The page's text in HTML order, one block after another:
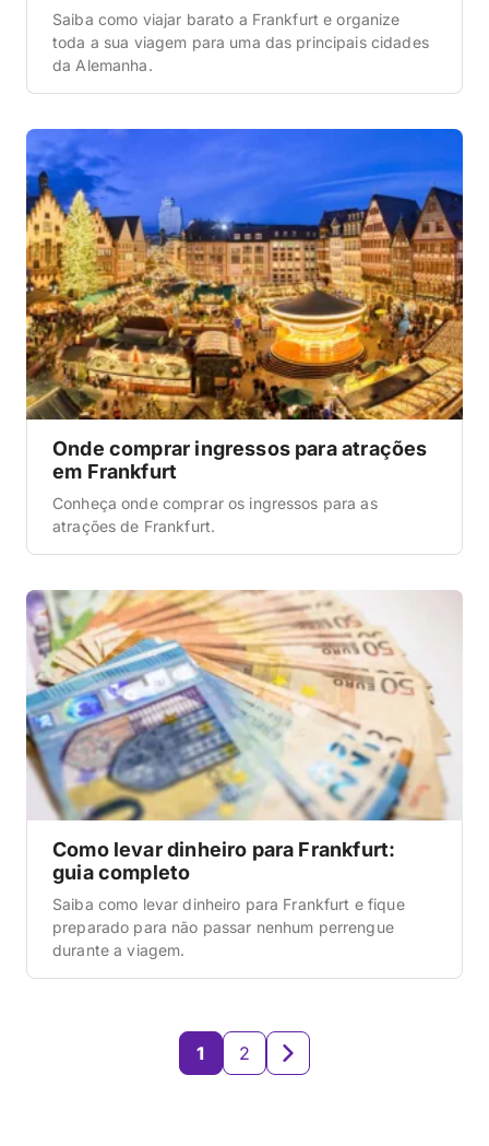
Saiba como viajar barato a Frankfurt e organize
toda a sua viagem para uma das principais cidades
da Alemanha.
Onde comprar ingressos para atrações
em Frankfurt
Conheça onde comprar os ingressos para as
atrações de Frankfurt.
Como levar dinheiro para Frankfurt:
guia completo
Saiba como levar dinheiro para Frankfurt e fique
preparado para não passar nenhum perrengue
durante a viagem.
1 2